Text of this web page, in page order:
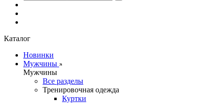
Каталог
Новинки
Мужчины
Мужчины
Все разделы
Тренировочная одежда
Куртки